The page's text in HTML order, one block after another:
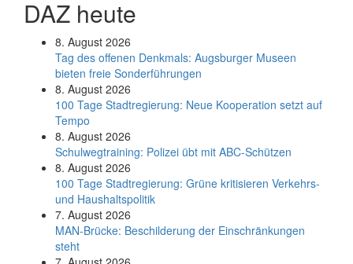
DAZ heute
8. August 2026
Tag des offenen Denkmals: Augsburger Museen
bieten freie Sonderführungen
8. August 2026
100 Tage Stadtregierung: Neue Kooperation setzt auf
Tempo
8. August 2026
Schul­weg­trai­ning: Poli­zei übt mit ABC-Schüt­zen
8. August 2026
100 Tage Stadtregierung: Grüne kritisieren Verkehrs-
und Haushaltspolitik
7. August 2026
MAN-Brücke: Beschilderung der Einschränkungen
steht